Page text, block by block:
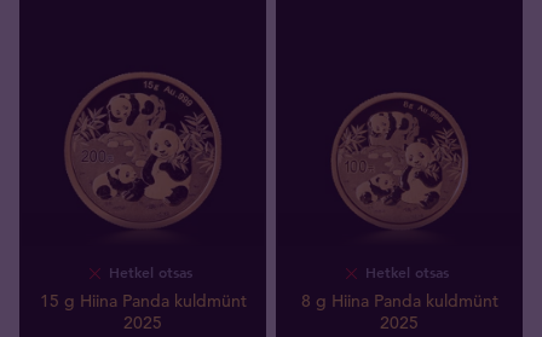
Hetkel otsas
15 g Hiina Panda kuldmünt
2025
Hetkel otsas
8 g Hiina Panda kuldmünt
2025